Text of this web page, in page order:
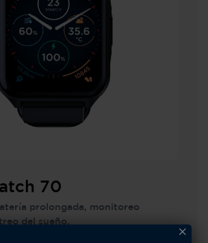
70
prolongada, monitoreo
del sueño.